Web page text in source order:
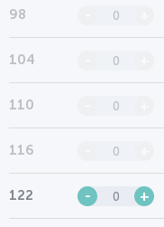
98
104
110
116
122 - +